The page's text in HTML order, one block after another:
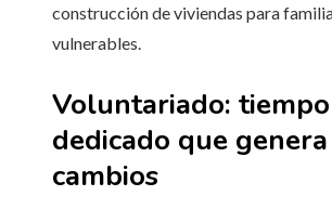
construcción de viviendas para
vulnerables.
Voluntariado: tiempo
dedicado que genera
cambios